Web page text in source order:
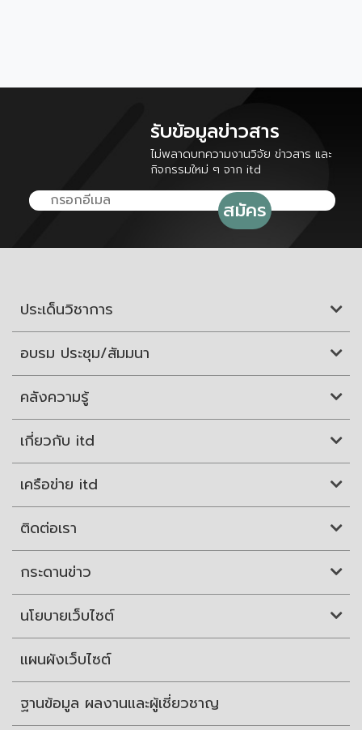
รับข้อมูลข่าวสาร
ไม่พลาดบทความงานวิจัย ข่าวสาร และ
กิจกรรมใหม่ ๆ จาก itd
ประเด็นวิชาการ
อบรม ประชุม/สัมมนา
คลังความรู้
เกี่ยวกับ itd
เครือข่าย itd
ติดต่อเรา
กระดานข่าว
นโยบายเว็บไซต์
แผนผังเว็บไซต์
ฐานข้อมูล ผลงานและผู้เชี่ยวชาญ